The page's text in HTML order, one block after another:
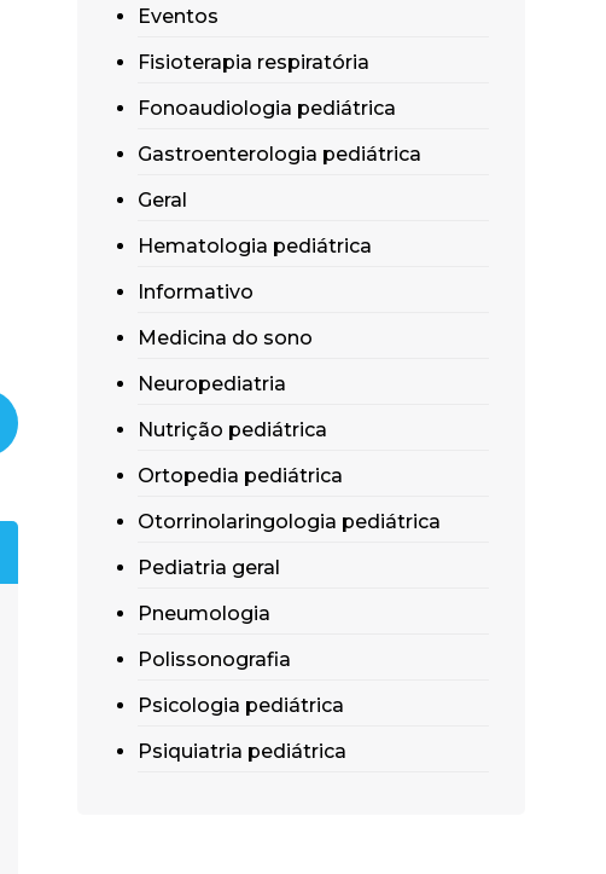
Eventos
Fisioterapia respiratória
Fonoaudiologia pediátrica
Gastroenterologia pediátrica
Geral
Hematologia pediátrica
Informativo
Medicina do sono
Neuropediatria
Nutrição pediátrica
Ortopedia pediátrica
Otorrinolaringologia pediátrica
Pediatria geral
Pneumologia
Polissonografia
Psicologia pediátrica
Psiquiatria pediátrica